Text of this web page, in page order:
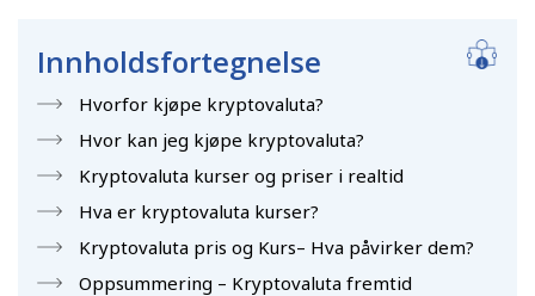
Innholdsfortegnelse
Hvorfor kjøpe kryptovaluta?
Hvor kan jeg kjøpe kryptovaluta?
Kryptovaluta kurser og priser i realtid
Hva er kryptovaluta kurser?
Kryptovaluta pris og Kurs– Hva påvirker dem?
Oppsummering – Kryptovaluta fremtid